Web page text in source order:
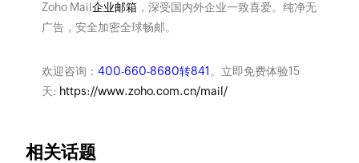
Zoho Mail企业邮箱，深受国内外企业一致喜爱。纯净无
广告，安全加密全球畅邮。
欢迎咨询： 400-660-8680转841 。立即免费体验15
天: https://www.zoho.com.cn/mail/
相关话题